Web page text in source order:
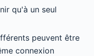
qu'à un seul
peuvent être
connexion